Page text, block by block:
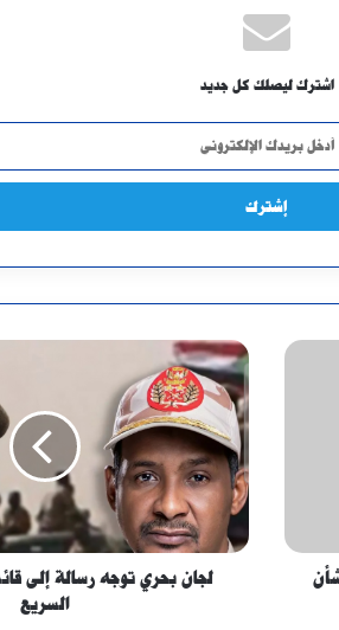
اشترك ليصلك كل جديد
لجان بحري توجه رسالة إلى
السريع